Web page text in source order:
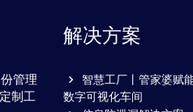
管理
制工
解决方案
智慧工厂丨管家婆赋
数字可视化车间